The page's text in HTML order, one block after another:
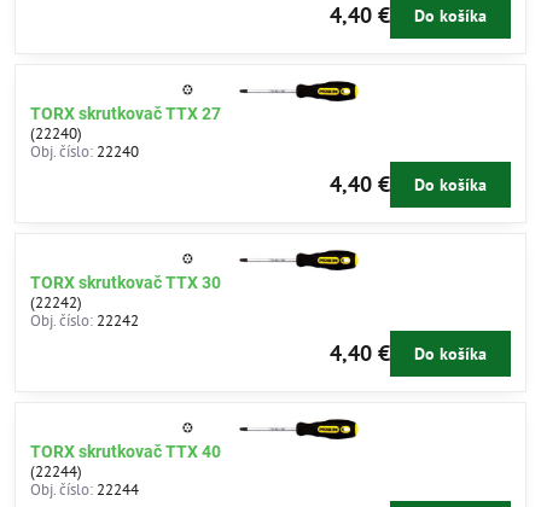
4,40 € Do košíka
TORX skrutkovač TTX 27
(22240)
Obj. číslo: 22240
4,40 € Do košíka
TORX skrutkovač TTX 30
(22242)
Obj. číslo: 22242
4,40 € Do košíka
TORX skrutkovač TTX 40
(22244)
Obj. číslo: 22244